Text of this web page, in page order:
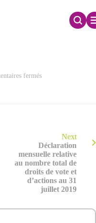
ferméssur
Next
Déclaration
mensuelle relative
au nombre total de
droits de vote et
d’actions au 31
juillet 2019